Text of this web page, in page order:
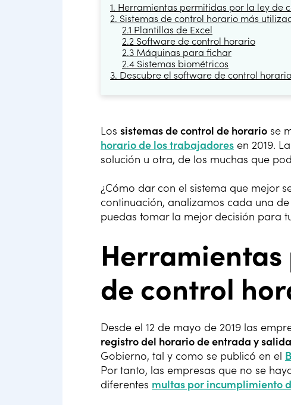
1. Herramientas permitidas por la ley de
2. Sistemas de control horario más
2.1 Plantillas de Excel
2.2 Software de control horario
2.3 Máquinas para fichar
2.4 Sistemas biométricos
3. Descubre el software de control
Los sistemas de control de horario se
horario de los trabajadores en 2019.
solución u otra, de los muchas que
¿Cómo dar con el sistema que mejor
continuación, analizamos cada una de
puedas tomar la mejor decisión para
de control
Desde el 12 de mayo de 2019 las
registro del horario de entrada y salida
Gobierno, tal y como se publicó en el
Por tanto, las empresas que no se
diferentes multas por incumplimiento